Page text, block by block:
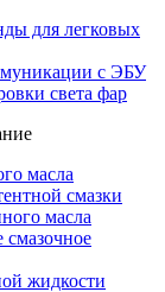
для легковых
с ЭБУ
света фар
масла
смазки
масла
жидкости